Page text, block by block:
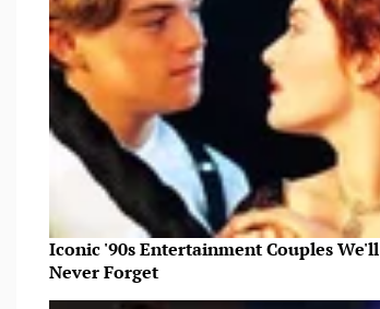
Iconic '90s Entertainment Couples We'll
Never Forget